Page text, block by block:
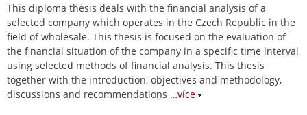
This diploma thesis deals with the financial analysis of a
selected company which operates in the Czech Republic in the
field of wholesale. This thesis is focused on the evaluation of
the financial situation of the company in a specific time interval
using selected methods of financial analysis. This thesis
together with the introduction, objectives and methodology,
discussions and recommendations …více